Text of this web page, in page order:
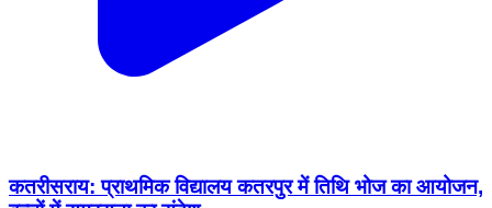
कतरीसराय: प्राथमिक विद्यालय कतरपुर में तिथि भोज का आयोजन,